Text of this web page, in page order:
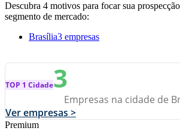
Descubra 4 motivos para focar sua
segmento de mercado:
Brasília3 empresas
TOP 1 Cidade3
Empresas na cidade de
Ver empresas >
Premium